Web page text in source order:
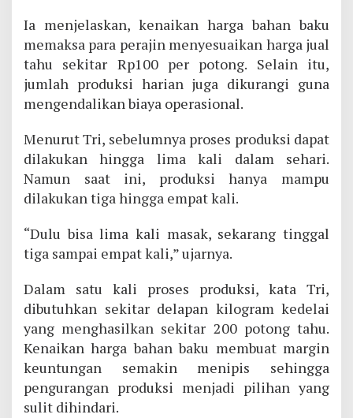
Ia menjelaskan, kenaikan harga bahan baku
memaksa para perajin menyesuaikan harga jual
tahu sekitar Rp100 per potong. Selain itu,
jumlah produksi harian juga dikurangi guna
mengendalikan biaya operasional.
Menurut Tri, sebelumnya proses produksi dapat
dilakukan hingga lima kali dalam sehari.
Namun saat ini, produksi hanya mampu
dilakukan tiga hingga empat kali.
“Dulu bisa lima kali masak, sekarang tinggal
tiga sampai empat kali,” ujarnya.
Dalam satu kali proses produksi, kata Tri,
dibutuhkan sekitar delapan kilogram kedelai
yang menghasilkan sekitar 200 potong tahu.
Kenaikan harga bahan baku membuat margin
keuntungan semakin menipis sehingga
pengurangan produksi menjadi pilihan yang
sulit dihindari.